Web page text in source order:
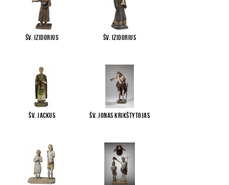
Šv. Izidorius Šv. Izidorius
Šv. Jackus Šv. Jonas Krikštytojas